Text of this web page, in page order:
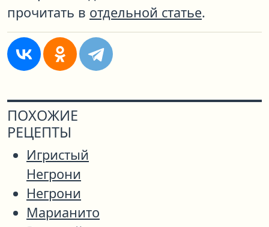
прочитать в отдельной статье.
ПОХОЖИЕ
РЕЦЕПТЫ
Игристый
Негрони
Негрони
Марианито